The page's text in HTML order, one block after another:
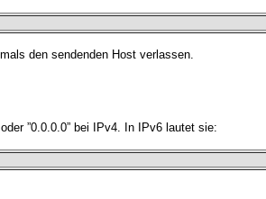
den sendenden Host verlassen.
”0.0.0.0” bei IPv4. In IPv6 lautet sie: